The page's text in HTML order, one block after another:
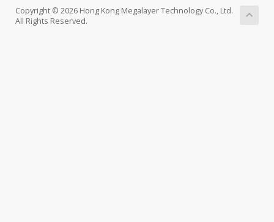
Copyright © 2026 Hong Kong Megalayer Technology Co., Ltd.
All Rights Reserved.